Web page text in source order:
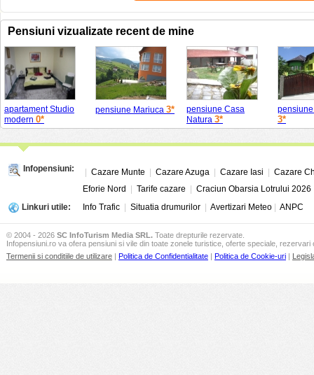
Pensiuni vizualizate recent de mine
apartament Studio
modern 0*
pensiune Mariuca 3*
pensiune Casa
Natura 3* 3*
Infopensiuni: Cazare Munte Cazare Azuga Cazare Iasi
Cazare
Eforie Nord
Tarife cazare Craciun Obarsia Lotrului 2026
Linkuri utile:
Info Trafic Situatia drumurilor Avertizari Meteo ANPC
© 2004 - 2026 SC InfoTurism Media SRL. Toate drepturile rezervate.
Infopensiuni.ro va ofera pensiuni si vile din toate zonele turistice, oferte speciale, rezervari
Termenii si conditiile de utilizare
Politica de Confidentialitate Politica de Cookie-uri